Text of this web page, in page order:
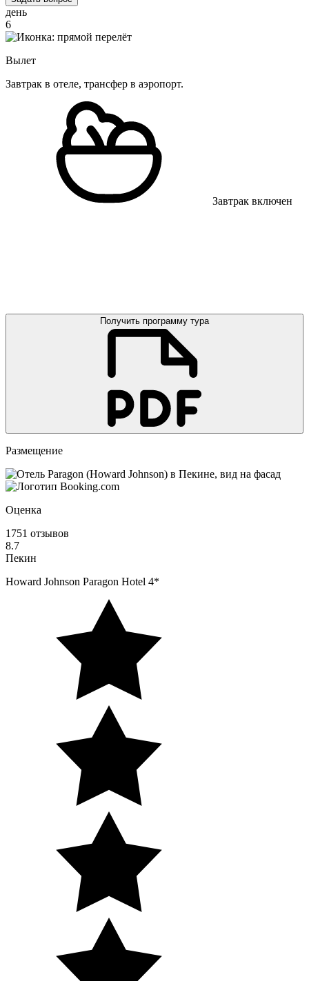
день
6
Вылет
Завтрак в отеле, трансфер в аэропорт.
Завтрак включен
Получить программу тура
Размещение
Оценка
1751 отзывов
8.7
Пекин
Howard Johnson Paragon Hotel 4*